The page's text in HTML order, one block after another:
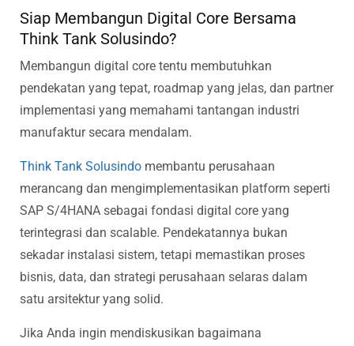
Siap Membangun Digital Core Bersama
Think Tank Solusindo?
Membangun digital core tentu membutuhkan
pendekatan yang tepat, roadmap yang jelas, dan partner
implementasi yang memahami tantangan industri
manufaktur secara mendalam.
Think Tank Solusindo membantu perusahaan
merancang dan mengimplementasikan platform seperti
SAP S/4HANA sebagai fondasi digital core yang
terintegrasi dan scalable. Pendekatannya bukan
sekadar instalasi sistem, tetapi memastikan proses
bisnis, data, dan strategi perusahaan selaras dalam
satu arsitektur yang solid.
Jika Anda ingin mendiskusikan bagaimana